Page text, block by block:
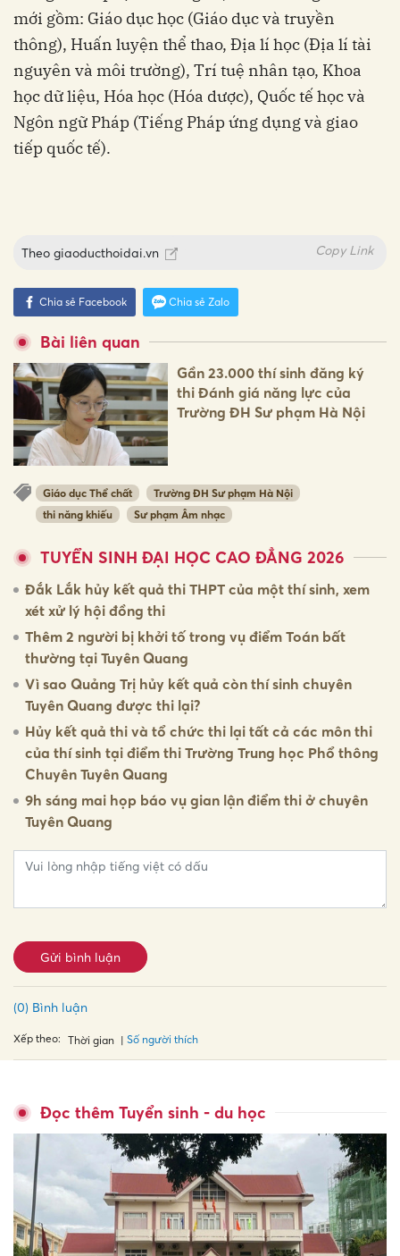
mới gồm: Giáo dục học (Giáo dục và truyền
thông), Huấn luyện thể thao, Địa lí học (Địa lí tài
nguyên và môi trường), Trí tuệ nhân tạo, Khoa
học dữ liệu, Hóa học (Hóa dược), Quốc tế học và
Ngôn ngữ Pháp (Tiếng Pháp ứng dụng và giao
tiếp quốc tế).
Theo giaoducthoidai.vn Copy Link
Chia sẻ Facebook Chia sẻ Zalo
Bài liên quan
Gần 23.000 thí sinh đăng ký
thi Đánh giá năng lực của
Trường ĐH Sư phạm Hà Nội
Giáo dục Thể chất
Trường ĐH Sư phạm Hà Nội
thi năng khiếu
Sư phạm Âm nhạc
TUYỂN SINH ĐẠI HỌC CAO ĐẲNG 2026
Đắk Lắk hủy kết quả thi THPT của một thí sinh, xem
xét xử lý hội đồng thi
Thêm 2 người bị khởi tố trong vụ điểm Toán bất
thường tại Tuyên Quang
Vì sao Quảng Trị hủy kết quả còn thí sinh chuyên
Tuyên Quang được thi lại?
Hủy kết quả thi và tổ chức thi lại tất cả các môn thi
của thí sinh tại điểm thi Trường Trung học Phổ thông
Chuyên Tuyên Quang
9h sáng mai họp báo vụ gian lận điểm thi ở chuyên
Tuyên Quang
Gửi bình luận
(0) Bình luận
Xếp theo: Thời gian Số người thích
Đọc thêm Tuyển sinh - du học